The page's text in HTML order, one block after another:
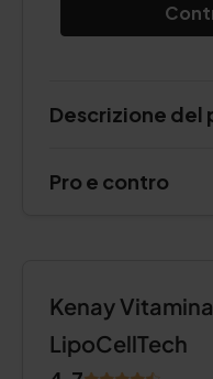
Descrizione
Pro e contro
Kenay
LipoCellTech